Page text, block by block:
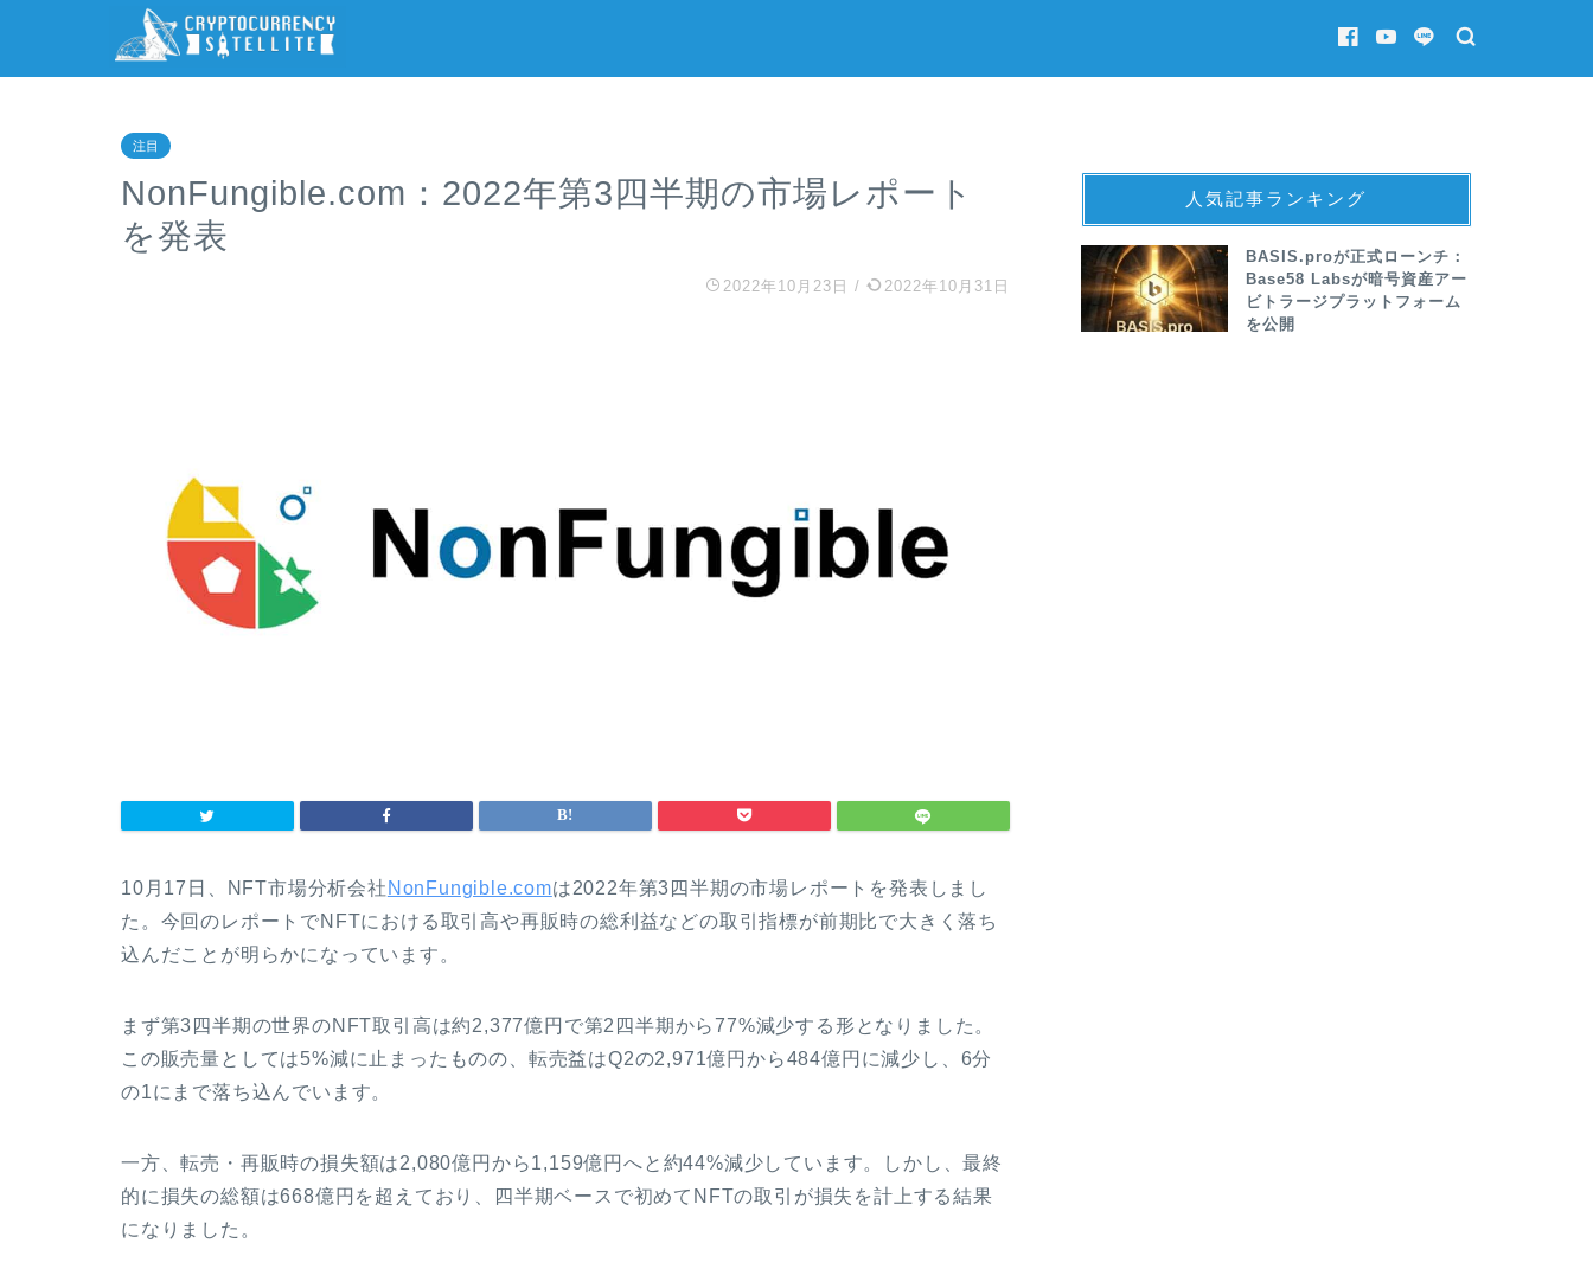
注目
NonFungible.com：2022年第3四半期の市場レポート
を発表
2022年10月23日 / 2022年10月31日
10月17日、NFT市場分析会社 NonFungible.comは2022年第3四半期の市場レポートを発表しまし
た。今回のレポートでNFTにおける取引高や再販時の総利益などの取引指標が前期比で大きく落ち
込んだことが明らかになっています。
まず第3四半期の世界のNFT取引高は約2,377億円で第2四半期から77%減少する形となりました。
この販売量としては5%減に止まったものの、転売益はQ2の2,971億円から484億円に減少し、6分
の1にまで落ち込んでいます。
一方、転売・再販時の損失額は2,080億円から1,159億円へと約44%減少しています。しかし、最終
的に損失の総額は668億円を超えており、四半期ベースで初めてNFTの取引が損失を計上する結果
になりました。
人気記事ランキング
BASIS.proが正式ローンチ：
Base58 Labsが暗号資産アー
ビトラージプラットフォーム
を公開